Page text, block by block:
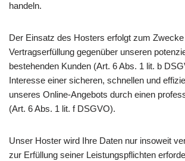
handeln.
Der Einsatz des Hosters erfolgt zum
Vertragserfüllung gegenüber unseren
bestehenden Kunden (Art. 6 Abs. 1 lit. b
Interesse einer sicheren, schnellen und
unseres Online-Angebots durch einen
(Art. 6 Abs. 1 lit. f DSGVO).
Unser Hoster wird Ihre Daten nur insoweit
zur Erfüllung seiner Leistungspflichten